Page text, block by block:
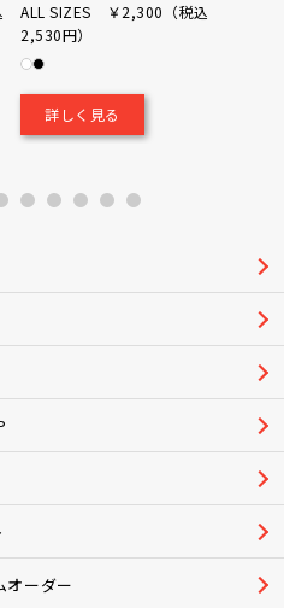
ALL SIZES ￥2,300（税込
2,530円）
詳しく見る
8 9 10
オーダー